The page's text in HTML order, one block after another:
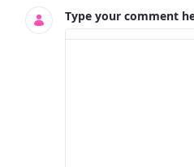
Type your comment